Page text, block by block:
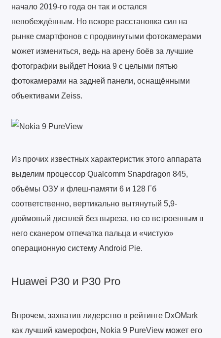
начало 2019-го года он так и остался
непобеждённым. Но вскоре расстановка сил на
рынке смартфонов с продвинутыми фотокамерами
может измениться, ведь на арену боёв за лучшие
фотографии выйдет Нокиа 9 с целыми пятью
фотокамерами на задней панели, оснащёнными
объективами Zeiss.
Из прочих известных характеристик этого аппарата
выделим процессор Qualcomm Snapdragon 845,
объёмы ОЗУ и флеш-памяти 6 и 128 Гб
соответственно, вертикально вытянутый 5,9-
дюймовый дисплей без выреза, но со встроенным в
него сканером отпечатка пальца и «чистую»
операционную систему Android Pie.
Huawei P30 и P30 Pro
Впрочем, захватив лидерство в рейтинге DxOMark
как лучший камерофон, Nokia 9 PureView может его